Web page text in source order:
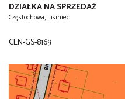
DZIAŁKA NA SPRZEDAŻ
Częstochowa, Lisiniec
CEN-GS-8169